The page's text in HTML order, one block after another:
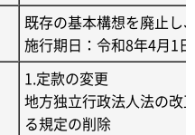
既存の基本構想を廃止し
施行期日：令和8年4月1日
1.定款の変更
地方独立行政法人法の改
る規定の削除